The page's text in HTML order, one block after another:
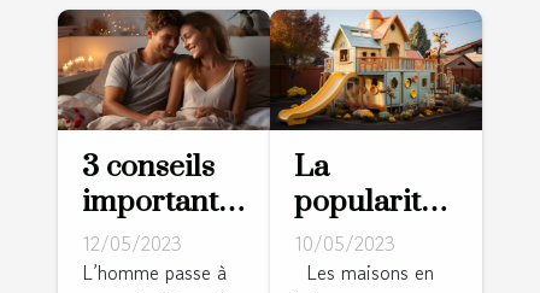
3 conseils
importants
pour bien
choisir son
12/05/2023
L’homme passe à
La
popularité
des
maisons en
10/05/2023
Les maisons en